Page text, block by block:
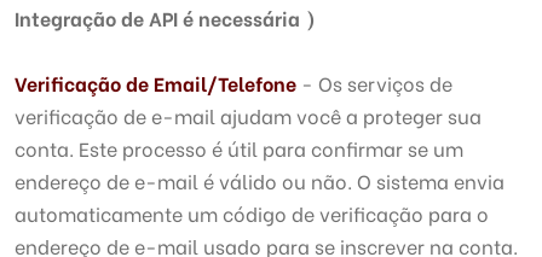
Integração de API é necessária )
Verificação de Email/Telefone - Os serviços de
verificação de e-mail ajudam você a proteger sua
conta. Este processo é útil para confirmar se um
endereço de e-mail é válido ou não. O sistema envia
automaticamente um código de verificação para o
endereço de e-mail usado para se inscrever na conta.